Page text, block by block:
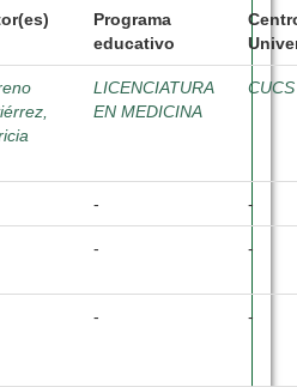
Programa
educativo
LICENCIATURA
EN MEDICINA
CUCS
- -
- -
- -